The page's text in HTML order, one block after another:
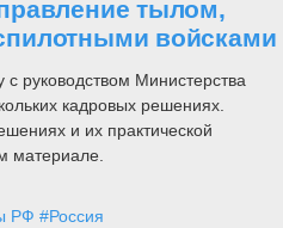
тылом,
войсками
руководством Министерства
кадровых решениях.
и их практической
материале.
РФ #Россия